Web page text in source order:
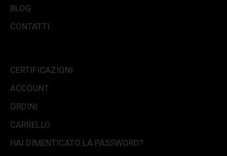
BLOG
CONTATTI
CERTIFICAZIONI
ACCOUNT
ORDINI
CARRELLO
HAI DIMENTICATO LA PASSWORD?